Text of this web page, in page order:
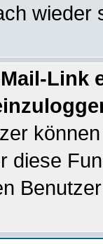
wieder
Link
diese